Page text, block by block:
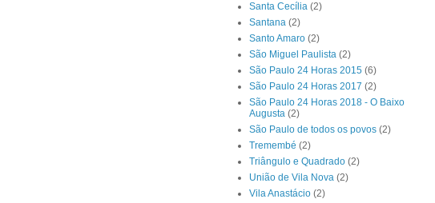
Santa Cecília (2)
Santana (2)
Santo Amaro (2)
São Miguel Paulista (2)
São Paulo 24 Horas 2015 (6)
São Paulo 24 Horas 2017 (2)
São Paulo 24 Horas 2018 - O Baixo
Augusta (2)
São Paulo de todos os povos (2)
Tremembé (2)
Triângulo e Quadrado (2)
União de Vila Nova (2)
Vila Anastácio (2)